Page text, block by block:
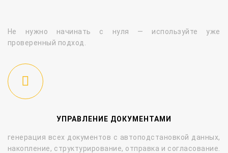
Не нужно начинать с нуля — используйте уже
проверенный подход.
УПРАВЛЕНИЕ ДОКУМЕНТАМИ
генерация всех документов с автоподстановкой данных,
накопление, структурирование, отправка и согласование.